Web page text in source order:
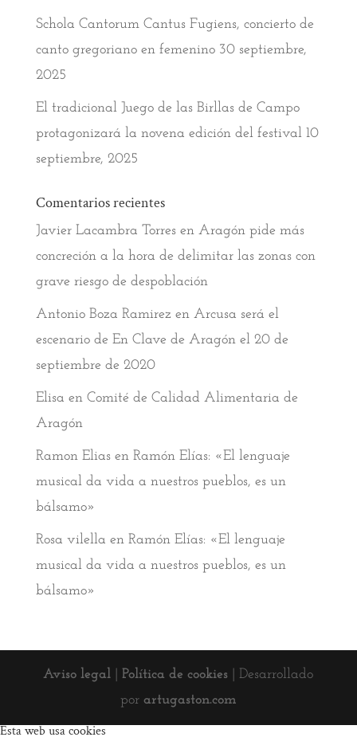
Schola Cantorum Cantus Fugiens, concierto de
canto gregoriano en femenino 30 septiembre,
2025
El tradicional Juego de las Birllas de Campo
protagonizará la novena edición del festival 10
septiembre, 2025
Comentarios recientes
Javier Lacambra Torresen Aragón pide más
concreción a la hora de delimitar las zonas con
grave riesgo de despoblación
Antonio Boza Ramirez en Arcusa será el
escenario de En Clave de Aragón el 20 de
septiembre de 2020
Elisa en Comité de Calidad Alimentaria de
Aragón
Ramon Eliasen Ramón Elías: «El lenguaje
musical da vida a nuestros pueblos, es un
bálsamo»
Rosa vilella en Ramón Elías: «El lenguaje
musical da vida a nuestros pueblos, es un
bálsamo»
Aviso legal |Política de cookies | Desarrollado
por artugaston.com
Esta web usa cookies